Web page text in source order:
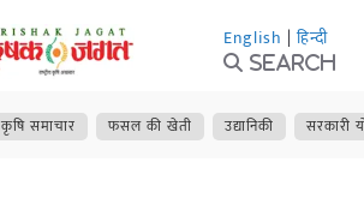
English | हिन्दी
Search
कृषि समाचार फसल की खेती उद्यानिकी सरकारी